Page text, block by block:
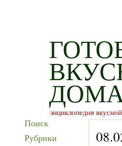
энциклопедия
Поиск
Рубрики